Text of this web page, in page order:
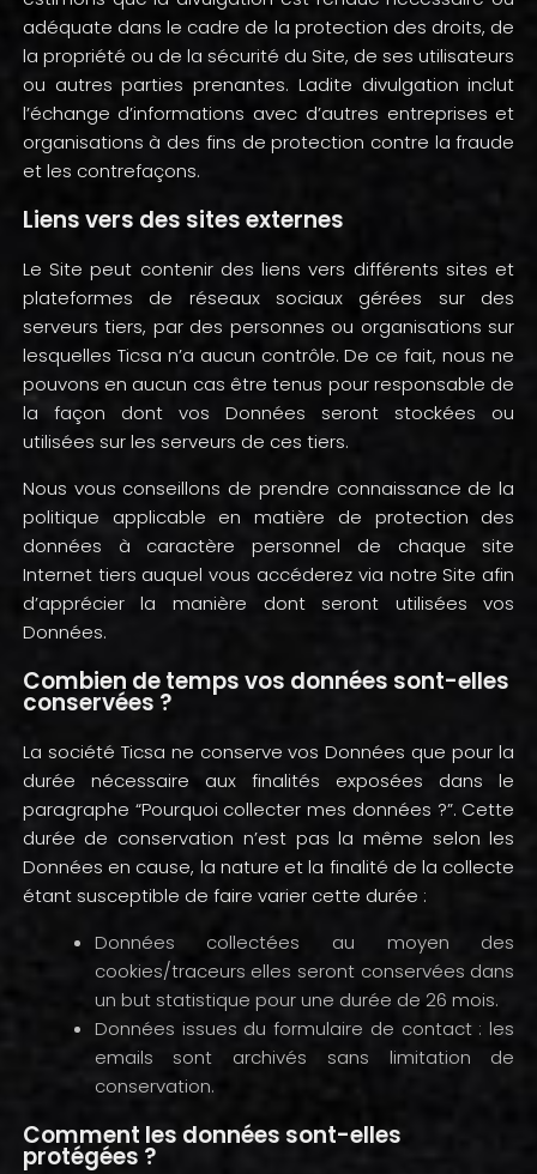
adéquate dans le cadre de la protection des droits, de
la propriété ou de la sécurité du Site, de ses utilisateurs
ou autres parties prenantes. Ladite divulgation inclut
l’échange d’informations avec d’autres entreprises et
organisations à des fins de protection contre la fraude
et les contrefaçons.
Liens vers des sites externes
Le Site peut contenir des liens vers différents sites et
plateformes de réseaux sociaux gérées sur des
serveurs tiers, par des personnes ou organisations sur
lesquelles Ticsa n’a aucun contrôle. De ce fait, nous ne
pouvons en aucun cas être tenus pour responsable de
la façon dont vos Données seront stockées ou
utilisées sur les serveurs de ces tiers.
Nous vous conseillons de prendre connaissance de la
politique applicable en matière de protection des
données à caractère personnel de chaque site
Internet tiers auquel vous accéderez via notre Site afin
d’apprécier la manière dont seront utilisées vos
Données.
Combien de temps vos données sont-elles
conservées ?
La société Ticsa ne conserve vos Données que pour la
durée nécessaire aux finalités exposées dans le
paragraphe “Pourquoi collecter mes données ?”. Cette
durée de conservation n’est pas la même selon les
Données en cause, la nature et la finalité de la collecte
étant susceptible de faire varier cette durée :
Données collectées au moyen des
cookies/traceurs elles seront conservées dans
un but statistique pour une durée de 26 mois.
Données issues du formulaire de contact : les
emails sont archivés sans limitation de
conservation.
Comment les données sont-elles
protégées ?